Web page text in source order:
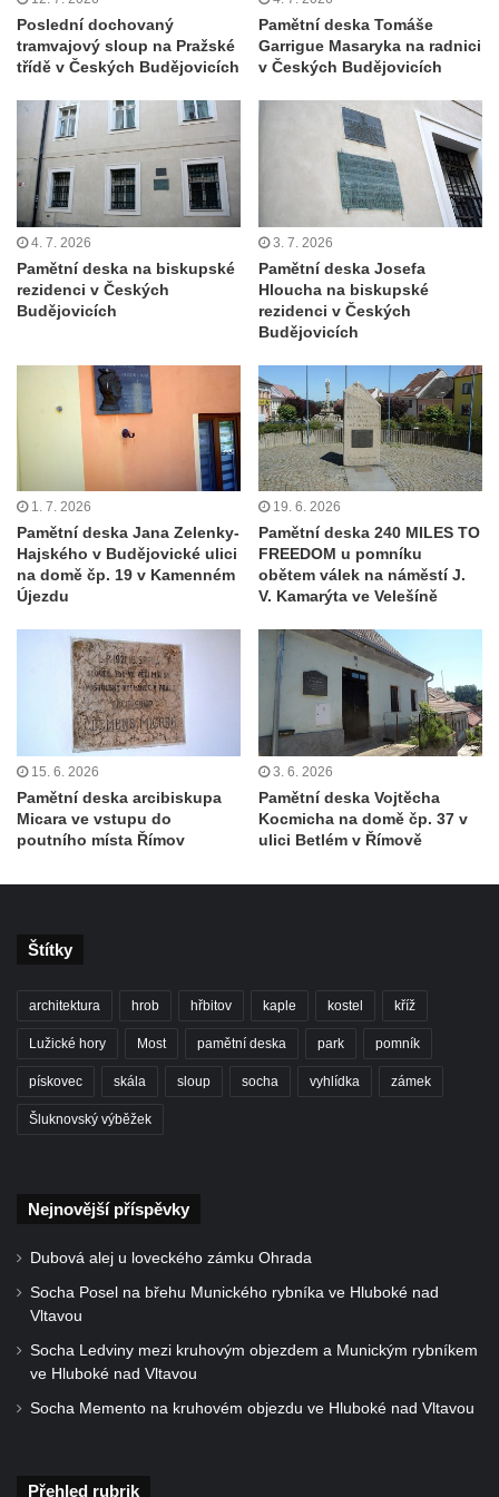
Pomník pracovního nasazení vězňů
koncentračního tábora v Tovární ulici v
Rychnově u Jablonce nad Nisou
Kenotaf Alfreda Langa na hřbitově v Krásné
u Pěnčína
Kenotaf Emila Posselta na hřbitově v
Krásné u Pěnčína
Kenotaf Edmunda Andera na hřbitově v
Krásné u Pěnčína
Hřbitovní kaple rodiny Fiedler na hřbitově v
Kenotaf Franze Ruseho na hřbitově v
Teplicích nad Metují
Pomník obětem 2. světové války na hřbitově
v Teplicích nad Metují
Hrob Waltera Hilleho na hřbitově ve Vlčí
Kenotaf Oskara Ringelhana na hřbitově v
Benešově nad Ploučnicí
Benešově nad Ploučnicí
Hrob Šumových na hřbitově v Benešově
nad Ploučnicí
Hrob Theodora Sommera na hřbitově v
Benešově nad Ploučnicí
Hrob Wendelina Janiche na hřbitově v
Benešově nad Ploučnicí
Pamětní desky obětem 1. světové války v
Pamětní deska Samuela Fullera na zámku
v Sokolově
Hrob Pavla Patušnika na hřbitově Šumburk
nad Desnou v Tanvaldu
Pomník prvního a druhého odboje v
Tanvaldu
Kenotaf Josefa Staritze na hřbitově ve
Poslední dochovaný
tramvajový sloup na Pražské
třídě v Českých Budějovicích
Pamětní deska Tomáše
Garrigue Masaryka na radnici
v Českých Budějovicích
4. 7. 2026
Pamětní deska na biskupské
rezidenci v Českých
Budějovicích
3. 7. 2026
Pamětní deska Josefa
Hloucha na biskupské
rezidenci v Českých
Budějovicích
1. 7. 2026
Pamětní deska Jana Zelenky-
Hajského v Budějovické ulici
na domě čp. 19 v Kamenném
Újezdu
19. 6. 2026
Pamětní deska 240 MILES TO
FREEDOM u pomníku
obětem válek na náměstí J.
V. Kamarýta ve Velešíně
15. 6. 2026
Pamětní deska arcibiskupa
Micara ve vstupu do
poutního místa Římov
3. 6. 2026
Pamětní deska Vojtěcha
Kocmicha na domě čp. 37 v
ulici Betlém v Římově
Štítky
architektura hrob hřbitov kaple kostel kříž
Lužické hory Most pamětní deska park pomník
pískovec skála sloup socha vyhlídka zámek
Šluknovský výběžek
Nejnovější příspěvky
Dubová alej u loveckého zámku Ohrada
Socha Posel na břehu Munického rybníka ve Hluboké nad
Vltavou
Socha Ledviny mezi kruhovým objezdem a Munickým rybníkem
ve Hluboké nad Vltavou
Socha Memento na kruhovém objezdu ve Hluboké nad Vltavou
Přehled rubrik